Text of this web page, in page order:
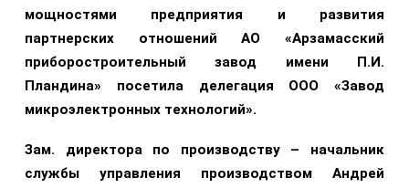
мощностями предприятия и развития
партнерских отношений АО «Арзамасский
приборостроительный завод имени П.И.
Пландина» посетила делегация ООО «Завод
микроэлектронных технологий».
Зам. директора по производству – начальник
службы управления производством Андрей